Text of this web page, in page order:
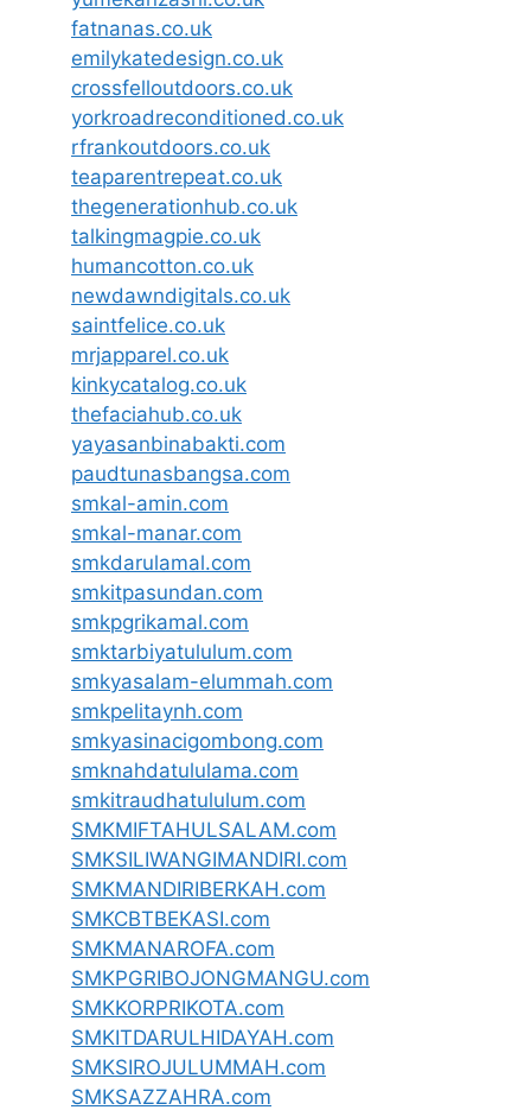
fatnanas.co.uk
emilykatedesign.co.uk
crossfelloutdoors.co.uk
yorkroadreconditioned.co.uk
rfrankoutdoors.co.uk
teaparentrepeat.co.uk
thegenerationhub.co.uk
talkingmagpie.co.uk
humancotton.co.uk
newdawndigitals.co.uk
saintfelice.co.uk
mrjapparel.co.uk
kinkycatalog.co.uk
thefaciahub.co.uk
yayasanbinabakti.com
paudtunasbangsa.com
smkal-amin.com
smkal-manar.com
smkdarulamal.com
smkitpasundan.com
smkpgrikamal.com
smktarbiyatululum.com
smkyasalam-elummah.com
smkpelitaynh.com
smkyasinacigombong.com
smknahdatululama.com
smkitraudhatululum.com
SMKMIFTAHULSALAM.com
SMKSILIWANGIMANDIRI.com
SMKMANDIRIBERKAH.com
SMKCBTBEKASI.com
SMKMANAROFA.com
SMKPGRIBOJONGMANGU.com
SMKKORPRIKOTA.com
SMKITDARULHIDAYAH.com
SMKSIROJULUMMAH.com
SMKSAZZAHRA.com